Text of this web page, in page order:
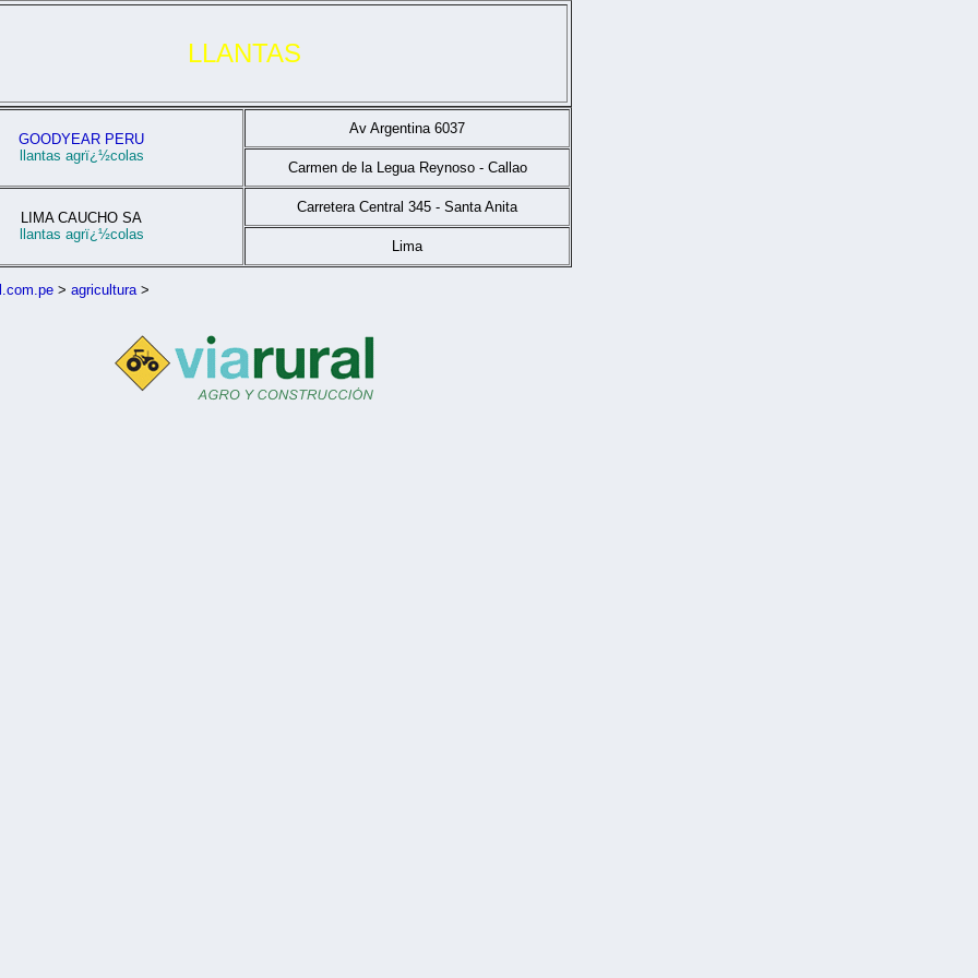
LLANTAS
GOODYEAR PERU
llantas agrï¿½colas
Av Argentina 6037
Carmen de la Legua Reynoso - Callao
LIMA CAUCHO SA
llantas agrï¿½colas
Carretera Central 345 - Santa Anita
Lima
> agricultura>